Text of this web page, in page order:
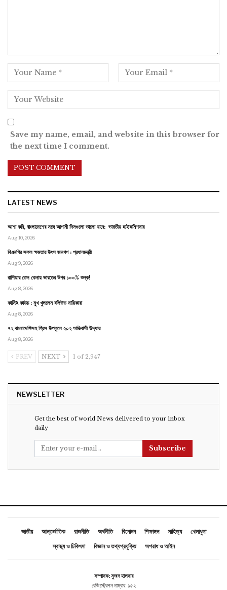
Save my name, email, and website in this browser for
the next time I comment.
LATEST NEWS
আশা করি, বাংলাদেশের সঙ্গে আগামী দিনগুলো ভালো যাবে: ভারতীয় হাইকমিশনার
Aug 10, 2026
বিএনপির সকল ক্ষমতার উৎস জনগণ : প্রধানমন্ত্রী
Aug 9, 2026
রাশিয়ার তেল কেনায় ভারতের উপর ১০০% শুল্ক!
Aug 8, 2026
কাস্টিং কাউচ : মুখ খুললেন বলিউড নায়িকারা
Aug 8, 2026
৭২ বাংলাদেশিসহ গ্রিস উপকূলে ২০২ অভিবাসী উদ্ধার
Aug 8, 2026
PREV NEXT 1 of 2,947
NEWSLETTER
Get the best of world News delivered to your inbox
daily
Subscribe
জাতীয় আন্তর্জাতিক রাজনীতি অর্থনীতি বিনোদন শিক্ষাঙ্গন সাহিত্য
খেলাধুলা
স্বাস্থ্য ও চিকিৎসা
বিজ্ঞান ও তথ্যপ্রযুক্তি অপরাধ ও আইন
সম্পাদক: সুজন হালদার
রেজিস্ট্রেশন নাম্বার: ১৫২